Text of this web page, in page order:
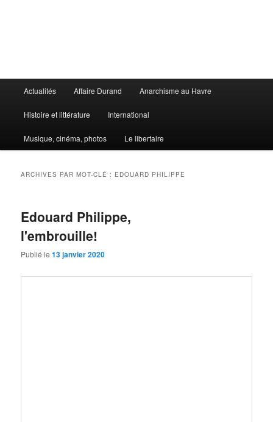
principal
Actualités Affaire Durand Anarchisme au Havre
Histoire et littérature International
Musique, cinéma, photos Le libertaire
ARCHIVES PAR MOT-CLÉ : EDOUARD PHILIPPE
Edouard Philippe,
l'embrouille!
Publié le13 janvier 2020